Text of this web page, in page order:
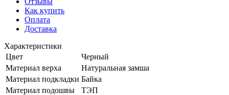
Как купить
Оплата
Доставка
Характеристики
Цвет
Черный
Материал верха
Натуральная замша
Материал подкладки Байка
Материал подошвы
ТЭП